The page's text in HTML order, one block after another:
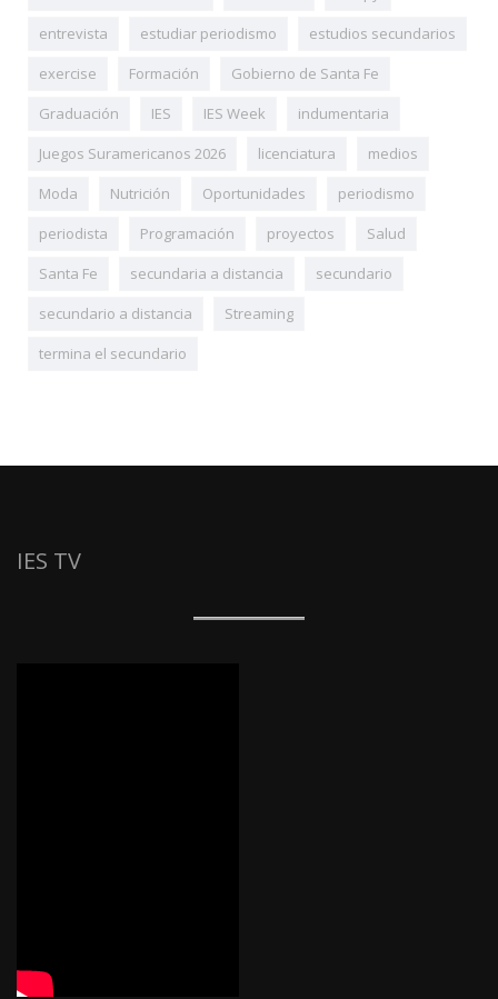
entrevista
estudiar periodismo
estudios secundarios
exercise
Formación
Gobierno de Santa Fe
Graduación
IES IES Week
indumentaria
Juegos Suramericanos 2026
licenciatura
medios
Moda
Nutrición Oportunidades
periodismo
periodista
Programación proyectos
Salud
Santa Fe
secundaria a distancia
secundario
secundario a distancia
Streaming
termina el secundario
IES TV